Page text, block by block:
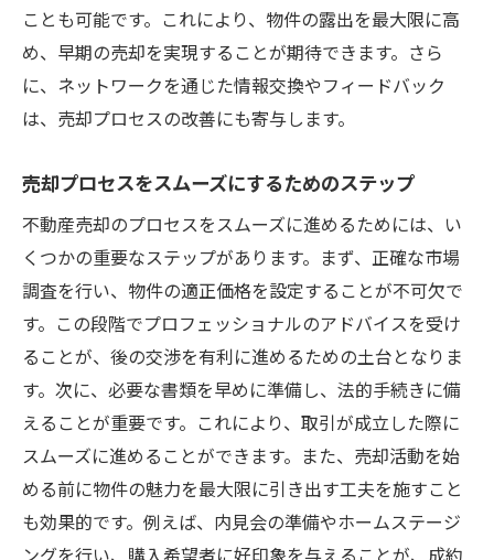
ことも可能です。これにより、物件の露出を最大限に高
め、早期の売却を実現することが期待できます。さら
に、ネットワークを通じた情報交換やフィードバック
は、売却プロセスの改善にも寄与します。
売却プロセスをスムーズにするためのステップ
不動産売却のプロセスをスムーズに進めるためには、い
くつかの重要なステップがあります。まず、正確な市場
調査を行い、物件の適正価格を設定することが不可欠で
す。この段階でプロフェッショナルのアドバイスを受け
ることが、後の交渉を有利に進めるための土台となりま
す。次に、必要な書類を早めに準備し、法的手続きに備
えることが重要です。これにより、取引が成立した際に
スムーズに進めることができます。また、売却活動を始
める前に物件の魅力を最大限に引き出す工夫を施すこと
も効果的です。例えば、内見会の準備やホームステージ
ングを行い、購入希望者に好印象を与えることが、成約